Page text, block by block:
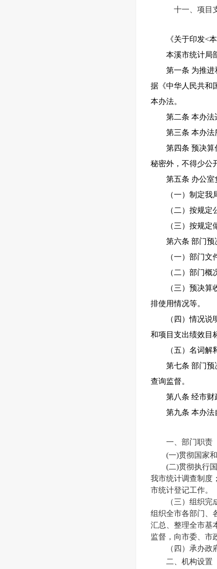
十一、项目
《关于印发<
本溪市统计局
第一条 为推
据《中华人民共和
本办法。
第二条 本办
第三条 本办
第四条 预决
秘密外，不得少公
第五条 办公
（一）制定
（二）按规
（三）按规
第六条 部门
（一）部门
（二）部门
（三）预决
排使用情况等。
（四）情况
和项目支出绩效目
（五）名词
第七条 部门预
查询监督。
第八条 经市财
第九条 本办
一、部门职责
(一)贯彻国家
(二)贯彻执行
我市统计调查制度
市统计登记工作。
（三）组织
组织全市各部门、
汇总、整理全市基
监督，向市委、市
（四）承办
二、机构设置